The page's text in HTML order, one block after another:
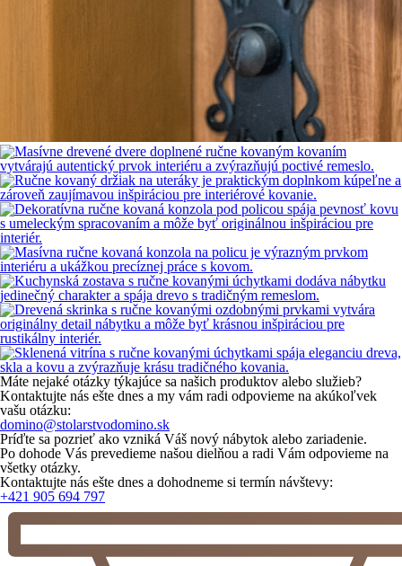
Máte nejaké otázky týkajúce sa našich produktov alebo služieb?
Kontaktujte nás ešte dnes a my vám radi odpovieme na akúkoľvek
vašu otázku:
domino@stolarstvodomino.sk
Príďte sa pozrieť ako vzniká Váš nový nábytok alebo zariadenie.
Po dohode Vás prevedieme našou dielňou a radi Vám odpovieme na
všetky otázky.
Kontaktujte nás ešte dnes a dohodneme si termín návštevy:
+421 905 694 797